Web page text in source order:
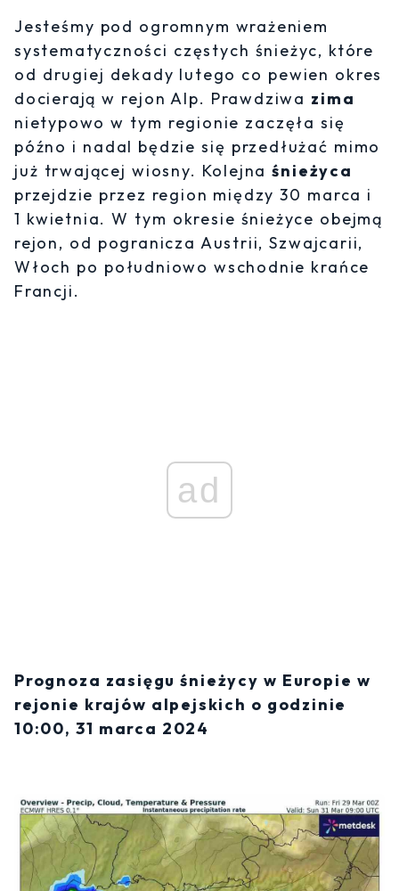
Jesteśmy pod ogromnym wrażeniem
systematyczności częstych śnieżyc, które
od drugiej dekady lutego co pewien okres
docierają w rejon Alp. Prawdziwa zima
nietypowo w tym regionie zaczęła się
późno i nadal będzie się przedłużać mimo
już trwającej wiosny. Kolejnaśnieżyca
przejdzie przez region między 30 marca i
1 kwietnia. W tym okresie śnieżyce obejmą
rejon, od pogranicza Austrii, Szwajcarii,
Włoch po południowo wschodnie krańce
Francji.
ad
Prognoza zasięgu śnieżycy w Europie w
rejonie krajów alpejskich o godzinie
10:00, 31 marca 2024